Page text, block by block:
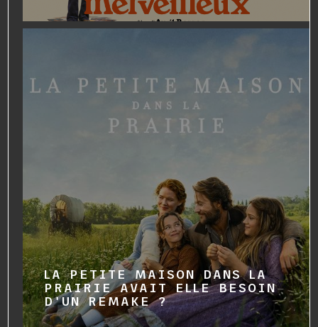
LA PETITE MAISON DANS LA
PRAIRIE AVAIT ELLE BESOIN
D'UN REMAKE ?